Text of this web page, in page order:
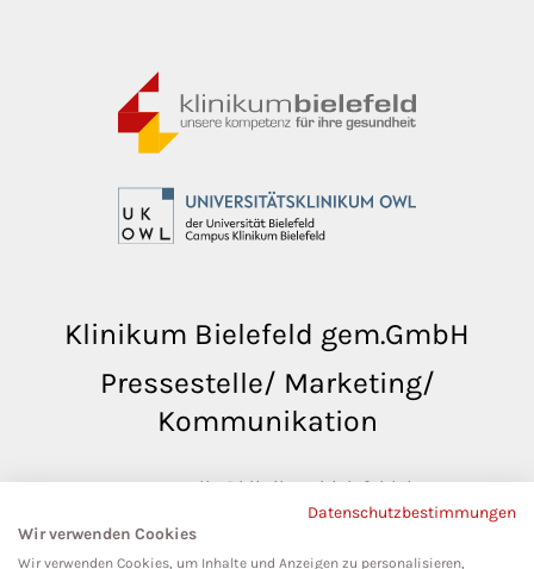
Klinikum Bielefeld gem.GmbH
Pressestelle/ Marketing/
Kommunikation
pressestelle@klinikumbielefeld.de
Teutoburger Str. 50
33604 Bielefeld
Datenschutzbestimmungen
Wir verwenden Cookies
Wir verwenden Cookies, um Inhalte und Anzeigen zu personalisieren,